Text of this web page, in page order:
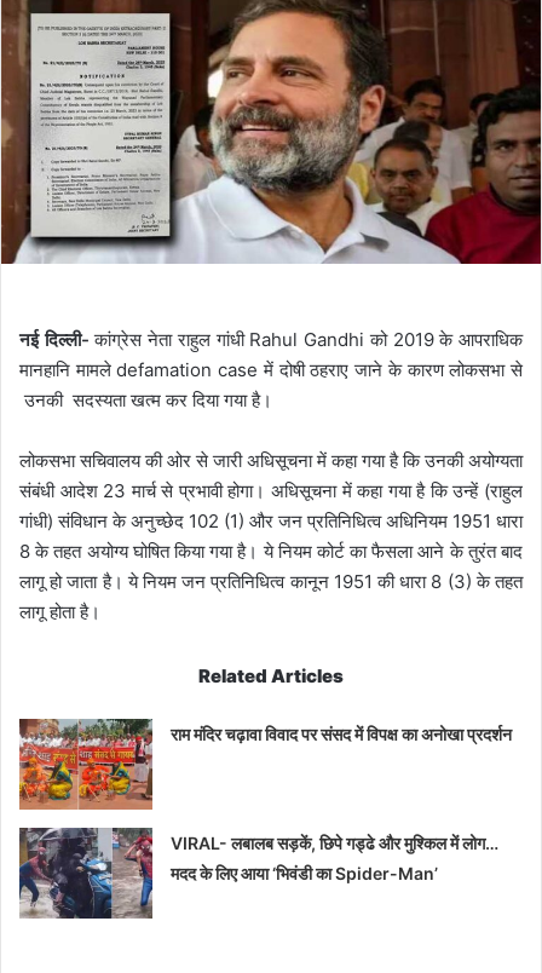
नई दिल्ली- कांग्रेस नेता राहुल गांधी Rahul Gandhi को 2019 के आपराधिक
मानहानि मामले defamation case में दोषी ठहराए जाने के कारण लोकसभा से
उनकी सदस्यता खत्म कर दिया गया है।
लोकसभा सचिवालय की ओर से जारी अधिसूचना में कहा गया है कि उनकी अयोग्यता
संबंधी आदेश 23 मार्च से प्रभावी होगा। अधिसूचना में कहा गया है कि उन्हें (राहुल
गांधी) संविधान के अनुच्छेद 102 (1) और जन प्रतिनिधित्व अधिनियम 1951 धारा
8 के तहत अयोग्य घोषित किया गया है। ये नियम कोर्ट का फैसला आने के तुरंत बाद
लागू हो जाता है। ये नियम जन प्रतिनिधित्व कानून 1951 की धारा 8 (3) के तहत
लागू होता है।
Related Articles
राम मंदिर चढ़ावा विवाद पर संसद में विपक्ष का अनोखा प्रदर्शन
VIRAL- लबालब सड़कें, छिपे गड्ढे और मुश्किल में लोग…
मदद के लिए आया ‘भिवंडी का Spider-Man’